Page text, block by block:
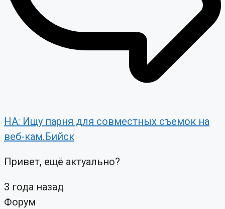
НА: Ищу парня для совместных съемок на
веб-кам.Бийск
Привет, ещё актуально?
3 года назад
Форум